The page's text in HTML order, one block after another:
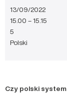
13/09/2022
15.00 – 15.15
5
Polski
Czy polski